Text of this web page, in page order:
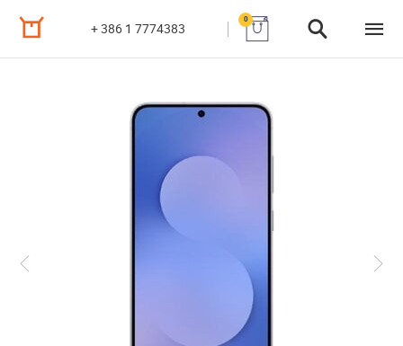
+ 386 1 7774383
0